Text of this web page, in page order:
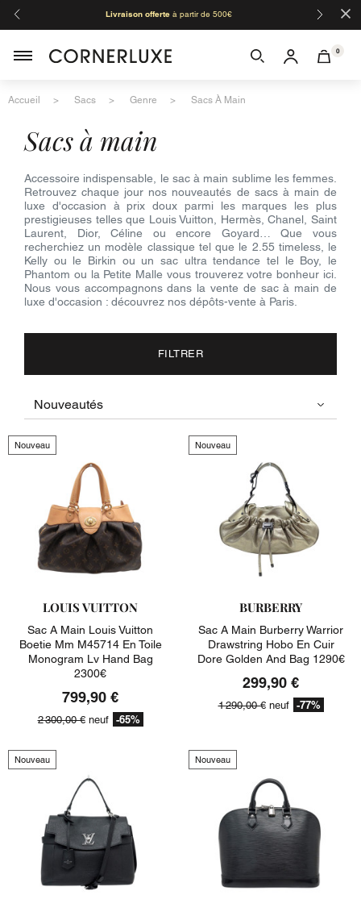
Livraison offerteà partir de 500€ ×
0
Accueil Sacs Genre Sacs À Main
sacs à main
Accessoire indispensable, le sac à main sublime les femmes.
Retrouvez chaque jour nos nouveautés de sacs à main de
luxe d'occasion à prix doux parmi les marques les plus
prestigieuses telles que Louis Vuitton, Hermès, Chanel, Saint
Laurent, Dior, Céline ou encore Goyard… Que vous
recherchiez un modèle classique tel que le 2.55 timeless, le
Kelly ou le Birkin ou un sac ultra tendance tel le Boy, le
Phantom ou la Petite Malle vous trouverez votre bonheur ici.
Nous vous accompagnons dans la vente de sac à main de
luxe d'occasion : découvrez nos dépôts-vente à Paris.
FILTRER
Nouveau
LOUIS VUITTON
Sac A Main Louis Vuitton
Boetie Mm M45714 En Toile
Monogram Lv Hand Bag
2300€
799,90 €
2 300,00 €neuf -65%
Nouveau
BURBERRY
Sac A Main Burberry Warrior
Drawstring Hobo En Cuir
Dore Golden And Bag 1290€
299,90 €
1 290,00 €neuf -77%
Nouveau Nouveau